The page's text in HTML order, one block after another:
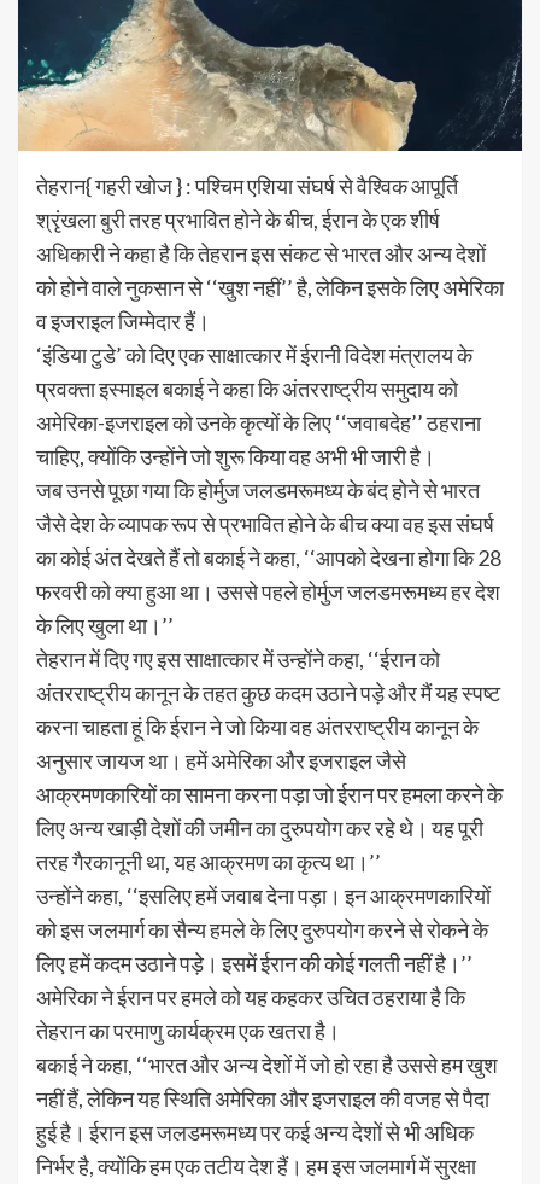
तेहरान{ गहरी खोज } : पश्चिम एशिया संघर्ष से वैश्विक आपूर्ति
श्रृंखला बुरी तरह प्रभावित होने के बीच, ईरान के एक शीर्ष
अधिकारी ने कहा है कि तेहरान इस संकट से भारत और अन्य देशों
को होने वाले नुकसान से ‘‘खुश नहीं’’ है, लेकिन इसके लिए अमेरिका
व इजराइल जिम्मेदार हैं।
‘इंडिया टुडे’ को दिए एक साक्षात्कार में ईरानी विदेश मंत्रालय के
प्रवक्ता इस्माइल बकाई ने कहा कि अंतरराष्ट्रीय समुदाय को
अमेरिका-इजराइल को उनके कृत्यों के लिए ‘‘जवाबदेह’’ ठहराना
चाहिए, क्योंकि उन्होंने जो शुरू किया वह अभी भी जारी है।
जब उनसे पूछा गया कि होर्मुज जलडमरूमध्य के बंद होने से भारत
जैसे देश के व्यापक रूप से प्रभावित होने के बीच क्या वह इस संघर्ष
का कोई अंत देखते हैं तो बकाई ने कहा, ‘‘आपको देखना होगा कि 28
फरवरी को क्या हुआ था। उससे पहले होर्मुज जलडमरूमध्य हर देश
के लिए खुला था।’’
तेहरान में दिए गए इस साक्षात्कार में उन्होंने कहा, ‘‘ईरान को
अंतरराष्ट्रीय कानून के तहत कुछ कदम उठाने पड़े और मैं यह स्पष्ट
करना चाहता हूं कि ईरान ने जो किया वह अंतरराष्ट्रीय कानून के
अनुसार जायज था। हमें अमेरिका और इजराइल जैसे
आक्रमणकारियों का सामना करना पड़ा जो ईरान पर हमला करने के
लिए अन्य खाड़ी देशों की जमीन का दुरुपयोग कर रहे थे। यह पूरी
तरह गैरकानूनी था, यह आक्रमण का कृत्य था।’’
उन्होंने कहा, ‘‘इसलिए हमें जवाब देना पड़ा। इन आक्रमणकारियों
को इस जलमार्ग का सैन्य हमले के लिए दुरुपयोग करने से रोकने के
लिए हमें कदम उठाने पड़े। इसमें ईरान की कोई गलती नहीं है।’’
अमेरिका ने ईरान पर हमले को यह कहकर उचित ठहराया है कि
तेहरान का परमाणु कार्यक्रम एक खतरा है।
बकाई ने कहा, ‘‘भारत और अन्य देशों में जो हो रहा है उससे हम खुश
नहीं हैं, लेकिन यह स्थिति अमेरिका और इजराइल की वजह से पैदा
हुई है। ईरान इस जलडमरूमध्य पर कई अन्य देशों से भी अधिक
निर्भर है, क्योंकि हम एक तटीय देश हैं। हम इस जलमार्ग में सुरक्षा